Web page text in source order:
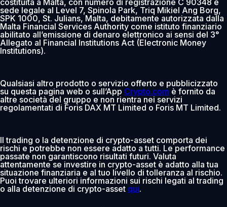
sede legale al Level 7, Spinola Park, Triq Mikiel Ang Borg,
SPK 1000, St. Julians, Malta, debitamente autorizzata dalla
Malta Financial Services Authority come istituto finanziario
abilitato all’emissione di denaro elettronico ai sensi del 3°
Allegato al Financial Institutions Act (Electronic Money
Institutions).
Qualsiasi altro prodotto o servizio offerto e pubblicizzato
su questa pagina web o sull’App Crypto.com è fornito da
altre società del gruppo e non rientra nei servizi
regolamentati di Foris DAX MT Limited o Foris MT Limited.
Il trading o la detenzione di crypto-asset comporta dei
rischi e potrebbe non essere adatto a tutti. Le performance
passate non garantiscono risultati futuri. Valuta
attentamente se investire in crypto-asset è adatto alla tua
situazione finanziaria e al tuo livello di tolleranza al rischio.
Puoi trovare ulteriori informazioni sui rischi legati al trading
o alla detenzione di crypto-asset qui.